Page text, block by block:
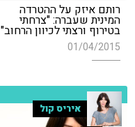
רותם איזק על ההטרדה
המינית שעברה: "צרחתי
בטירוף ורצתי לכיוון הרחוב"
01/04/2015
איריס קול